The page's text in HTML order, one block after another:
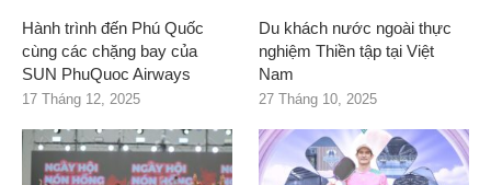
Hành trình đến Phú Quốc
cùng các chặng bay của
SUN PhuQuoc Airways
17 Tháng 12, 2025
Du khách nước ngoài thực
nghiệm Thiền tập tại Việt
Nam
27 Tháng 10, 2025